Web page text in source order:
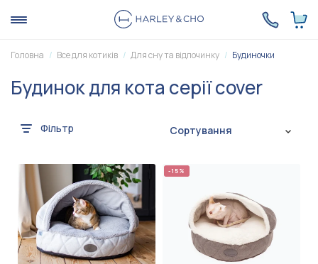
Головна Все для котиків Для сну та відпочинку Будиночки
Будинок для кота серії cover
Фільтр Сортування
-15%